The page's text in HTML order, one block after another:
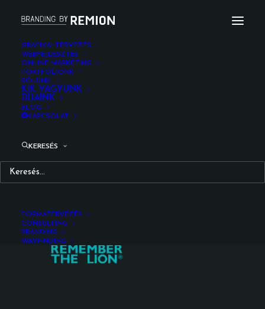
GRAFIKAI TERVEZÉS
WEBFEJLESZTÉS
ONLINE MARKETING
PORTFÓLIÓNK
RÓLUNK
KIK VAGYUNK
DÍJAINK
BLOG
KAPCSOLAT
KERESÉS
FORMATERVEZÉS
CONSULTING
BRANDING
WAYFINDING
remember_the_lion_client_parner_remion_design
remember_the_lion_client_parner_remion_design